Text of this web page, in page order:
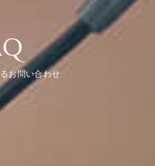
お問い合わせ